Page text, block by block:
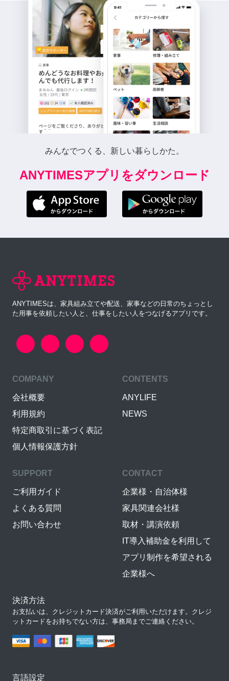
みんなでつくる、新しい暮らしかた。
ANYTIMESアプリをダウンロード
ANYTIMESは、家具組み立てや配送、家事などの日常のちょっとし
た用事を依頼したい人と、仕事をしたい人をつなげるアプリです。
COMPANY
会社概要
利用規約
特定商取引に基づく表記
個人情報保護方針
CONTENTS
ANYLIFE
NEWS
SUPPORT
ご利用ガイド
よくある質問
お問い合わせ
CONTACT
企業様・自治体様
家具関連会社様
取材・講演依頼
IT導入補助金を利用して
アプリ制作を希望される
企業様へ
決済方法
お支払いは、クレジットカード決済がご利用いただけます。クレジ
ットカードをお持ちでない方は、事務局までご連絡ください。
言語設定